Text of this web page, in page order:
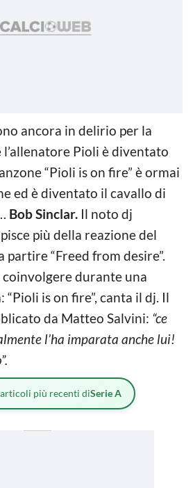
ancora in delirio per la
Pioli è diventato
“Pioli is on fire” è ormai
ed è diventato il cavallo di
Bob Sinclar. Il noto dj
più della reazione del
“Freed from desire”.
durante una
“Pioli is on fire”, canta il dj. Il
da Matteo Salvini: “ce
l’ha imparata anche lui!
articoli più recenti diSerie A